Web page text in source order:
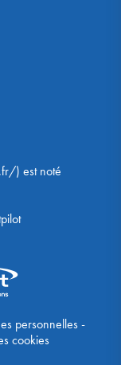
) est noté
personnelles-
cookies